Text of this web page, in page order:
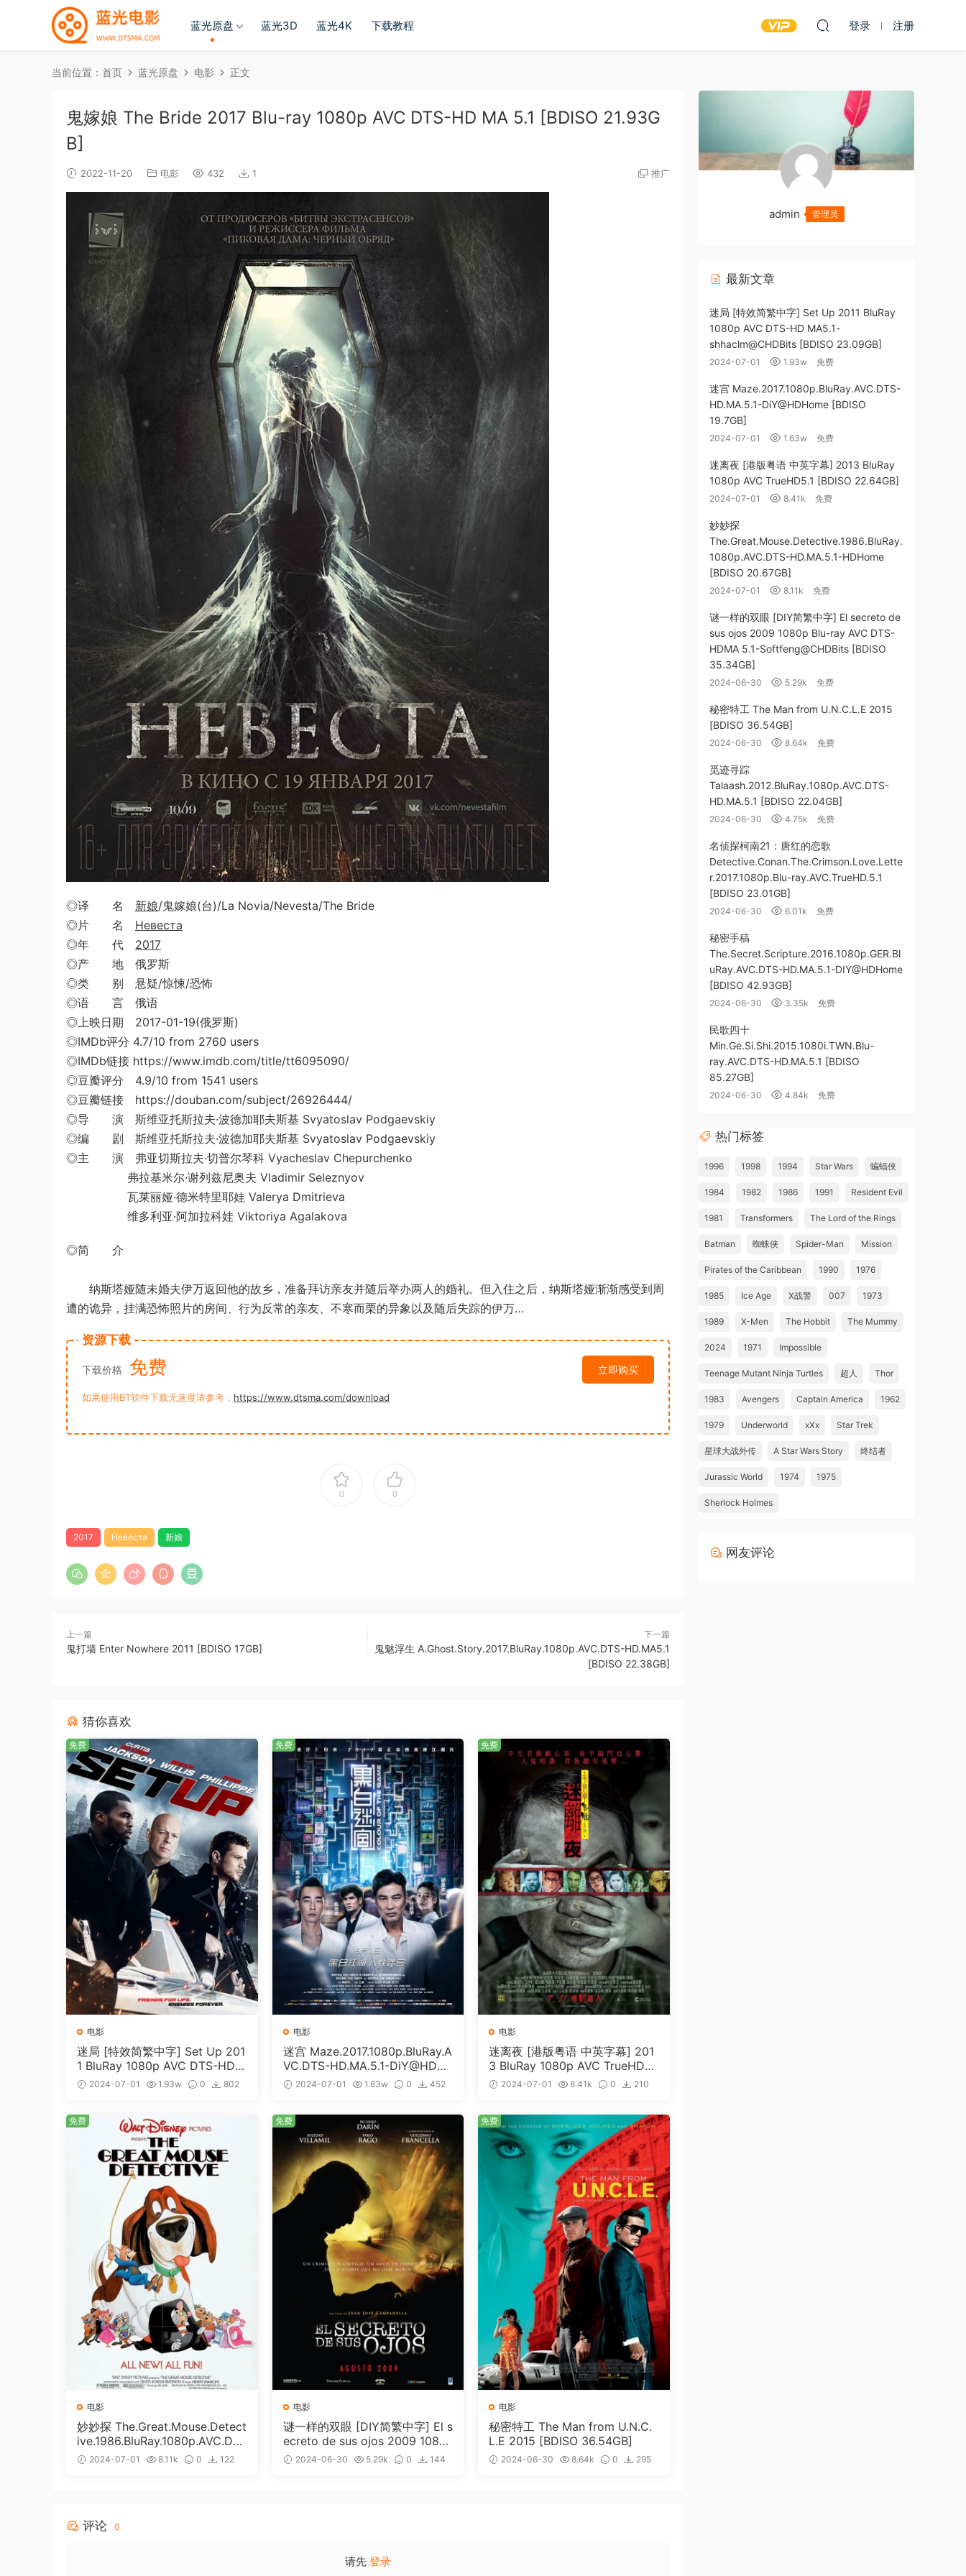
蓝光原盘 蓝光3D 蓝光4K 下载教程 登录 注册
当前位置： 首页 蓝光原盘 电影 正文
鬼嫁娘 The Bride 2017 Blu-ray 1080p AVC DTS-HD MA 5.1 [BDISO 21.93G
B]
2022-11-20 电影 432 1 推广
◎译 名 新娘/鬼嫁娘(台)/La Novia/Nevesta/The Bride
◎片 名 Невеста
◎年 代 2017
◎产 地 俄罗斯
◎类 别 悬疑/惊悚/恐怖
◎语 言 俄语
◎上映日期 2017-01-19(俄罗斯)
◎IMDb评分 4.7/10 from 2760 users
◎IMDb链接 https://www.imdb.com/title/tt6095090/
◎豆瓣评分 4.9/10 from 1541 users
◎豆瓣链接 https://douban.com/subject/26926444/
◎导 演 斯维亚托斯拉夫·波德加耶夫斯基 Svyatoslav Podgaevskiy
◎编 剧 斯维亚托斯拉夫·波德加耶夫斯基 Svyatoslav Podgaevskiy
◎主 演 弗亚切斯拉夫·切普尔琴科 Vyacheslav Chepurchenko
弗拉基米尔·谢列兹尼奥夫 Vladimir Seleznyov
瓦莱丽娅·德米特里耶娃 Valerya Dmitrieva
维多利亚·阿加拉科娃 Viktoriya Agalakova
◎简 介
纳斯塔娅随未婚夫伊万返回他的故乡，准备拜访亲友并随后举办两人的婚礼。但入住之后，纳斯塔娅渐渐感受到周
遭的诡异，挂满恐怖照片的房间、行为反常的亲友、不寒而栗的异象以及随后失踪的伊万…
资源下载
下载价格 免费 立即购买
如果使用BT软件下载无速度请参考： https://www.dtsma.com/download
0 0
2017 Невеста 新娘
上一篇
鬼打墙 Enter Nowhere 2011 [BDISO 17GB]
下一篇
鬼魅浮生 A.Ghost.Story.2017.BluRay.1080p.AVC.DTS-HD.MA5.1
[BDISO 22.38GB]
猜你喜欢
电影
迷局 [特效简繁中字] Set Up 201
1 BluRay 1080p AVC DTS-HD
MA5.1-shhaclm@CHDBits [BDI
2024-07-01 1.93w 0
802
免费
电影
迷宫 Maze.2017.1080p.BluRay.A
VC.DTS-HD.MA.5.1-DiY@HDHo
me [BDISO 19.7GB]
2024-07-01 1.63w 0
452
免费
电影
迷离夜 [港版粤语 中英字幕] 201
3 BluRay 1080p AVC TrueHD5.
1 [BDISO 22.64GB]
2024-07-01 8.41k 0
210
免费
电影
妙妙探 The.Great.Mouse.Detect
ive.1986.BluRay.1080p.AVC.DT
S-HD.MA.5.1-HDHome [BDISO
2024-07-01 8.11k 0
122
免费
电影
谜一样的双眼 [DIY简繁中字] El s
ecreto de sus ojos 2009 1080
p Blu-ray AVC DTS-HDMA 5.1-
2024-06-30 5.29k 0
144
免费
电影
秘密特工 The Man from U.N.C.
L.E 2015 [BDISO 36.54GB]
2024-06-30 8.64k 0
295
免费
评论 0
请先 登录
admin 管理员
最新文章
迷局 [特效简繁中字] Set Up 2011 BluRay
1080p AVC DTS-HD MA5.1-
shhaclm@CHDBits [BDISO 23.09GB]
2024-07-01 1.93w 免费
迷宫 Maze.2017.1080p.BluRay.AVC.DTS-
HD.MA.5.1-DiY@HDHome [BDISO
19.7GB]
2024-07-01 1.63w 免费
迷离夜 [港版粤语 中英字幕] 2013 BluRay
1080p AVC TrueHD5.1 [BDISO 22.64GB]
2024-07-01 8.41k 免费
妙妙探
The.Great.Mouse.Detective.1986.BluRay.
1080p.AVC.DTS-HD.MA.5.1-HDHome
[BDISO 20.67GB]
2024-07-01 8.11k 免费
谜一样的双眼 [DIY简繁中字] El secreto de
sus ojos 2009 1080p Blu-ray AVC DTS-
HDMA 5.1-Softfeng@CHDBits [BDISO
35.34GB]
2024-06-30 5.29k 免费
秘密特工 The Man from U.N.C.L.E 2015
[BDISO 36.54GB]
2024-06-30 8.64k 免费
觅迹寻踪
Talaash.2012.BluRay.1080p.AVC.DTS-
HD.MA.5.1 [BDISO 22.04GB]
2024-06-30 4.75k 免费
名侦探柯南21：唐红的恋歌
Detective.Conan.The.Crimson.Love.Lette
r.2017.1080p.Blu-ray.AVC.TrueHD.5.1
[BDISO 23.01GB]
2024-06-30 6.01k 免费
秘密手稿
The.Secret.Scripture.2016.1080p.GER.Bl
uRay.AVC.DTS-HD.MA.5.1-DIY@HDHome
[BDISO 42.93GB]
2024-06-30 3.35k 免费
民歌四十
Min.Ge.Si.Shi.2015.1080i.TWN.Blu-
ray.AVC.DTS-HD.MA.5.1 [BDISO
85.27GB]
2024-06-30 4.84k 免费
热门标签
1996 1998 1994 Star Wars 蝙蝠侠
1984 1982 1986 1991 Resident Evil
1981 Transformers The Lord of the Rings
Batman 蜘蛛侠 Spider-Man Mission
Pirates of the Caribbean 1990 1976
1985 Ice Age X战警 007 1973
1989 X-Men The Hobbit The Mummy
2024 1971 Impossible
Teenage Mutant Ninja Turtles 超人 Thor
1983 Avengers Captain America 1962
1979 Underworld xXx Star Trek
星球大战外传 A Star Wars Story 终结者
Jurassic World 1974 1975
Sherlock Holmes
网友评论